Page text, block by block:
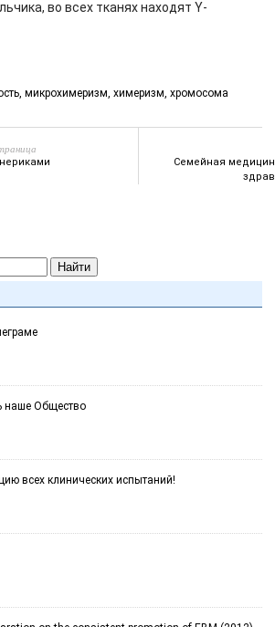
во всех тканях находят Y-
, микрохимеризм, химеризм, хромосома
Семейная
Найти
наше Общество
всех клинических испытаний!